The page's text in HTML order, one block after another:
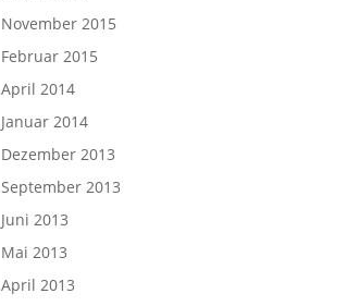
November 2015
Februar 2015
April 2014
Januar 2014
Dezember 2013
September 2013
Juni 2013
Mai 2013
April 2013